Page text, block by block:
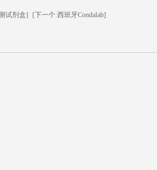
试剂盒]
[下一个:西班牙Condalab]